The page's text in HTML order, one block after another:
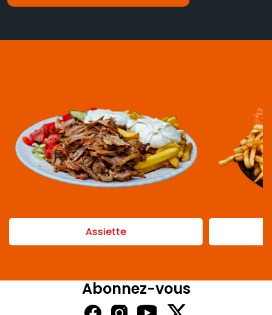
Assiette
Abonnez-vous